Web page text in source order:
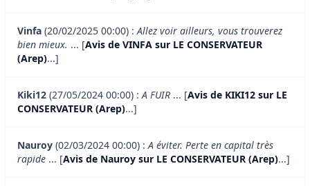
Vinfa (20/02/2025 00:00) :Allez voir ailleurs, vous trouverez
bien mieux. ... [Avis de VINFA sur LE CONSERVATEUR
(Arep)...]
Kiki12 (27/05/2024 00:00) :A FUIR ... [Avis de KIKI12 sur LE
CONSERVATEUR (Arep)...]
Nauroy (02/03/2024 00:00) :A éviter. Perte en capital très
rapide ... [Avis de Nauroy sur LE CONSERVATEUR (Arep)...]